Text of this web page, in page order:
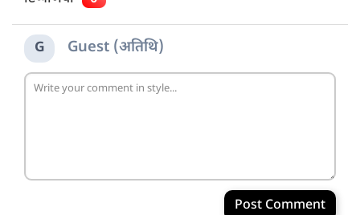
G Guest (अतिथि)
Post Comment